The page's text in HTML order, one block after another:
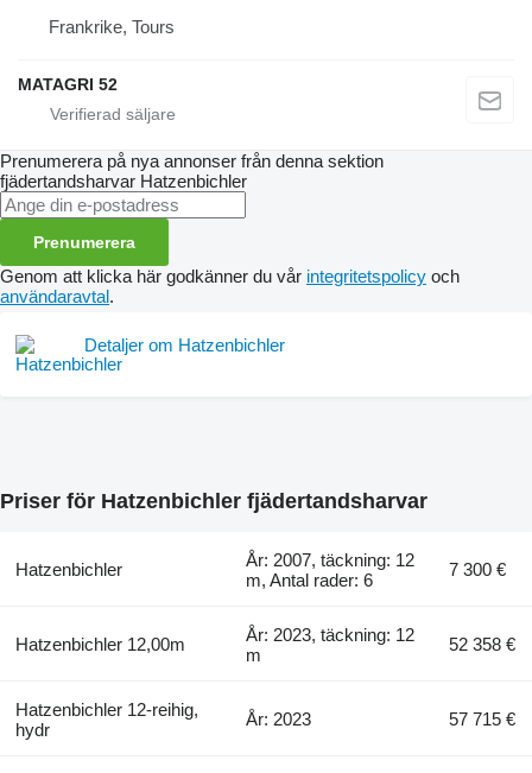
Frankrike, Tours
MATAGRI 52
Prenumerera på nya annonser från denna sektion
fjädertandsharvar Hatzenbichler
Prenumerera
Genom att klicka här godkänner du vår integritetspolicy och
användaravtal.
Detaljer om Hatzenbichler
Priser för Hatzenbichler fjädertandsharvar
Hatzenbichler
År: 2007, täckning: 12
m, Antal rader: 6
7 300 €
Hatzenbichler 12,00m
År: 2023, täckning: 12
m
52 358 €
Hatzenbichler 12-reihig,
hydr
År: 2023 57 715 €